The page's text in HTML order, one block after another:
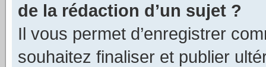
de la rédaction d’un sujet ?
Il vous permet d’enregistrer
souhaitez finaliser et publier